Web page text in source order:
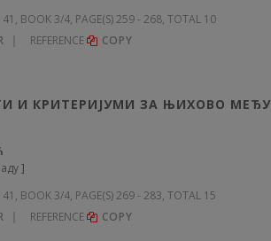
, BOOK 3/4, PAGE(S) 259 - 268, TOTAL 10
REFERENCE COPY
И КРИТЕРИЈУМИ ЗА ЊИХОВО
]
, BOOK 3/4, PAGE(S) 269 - 283, TOTAL 15
REFERENCE COPY